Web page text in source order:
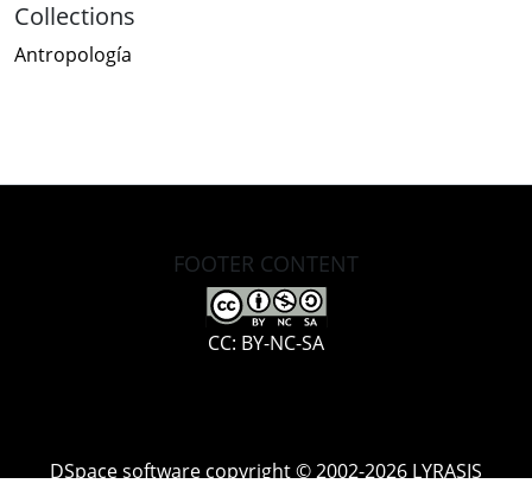
Collections
Antropología
FOOTER CONTENT
CC: BY-NC-SA
DSpace software copyright © 2002-2026 LYRASIS